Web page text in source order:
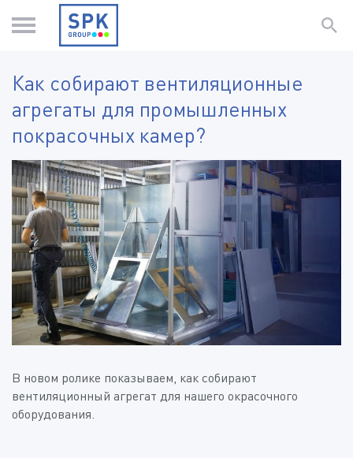
Как собирают вентиляционные
агрегаты для промышленных
покрасочных камер?
В новом ролике показываем, как собирают
вентиляционный агрегат для нашего окрасочного
оборудования.